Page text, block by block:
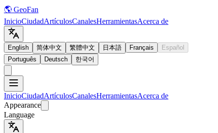
🌎 GeoFan
InicioCiudadArtículosCanalesHerramientasAcerca de
English 简体中文 繁體中文 日本語 Français
Español
Português
Deutsch 한국어
InicioCiudadArtículosCanalesHerramientasAcerca de
Appearance
Language